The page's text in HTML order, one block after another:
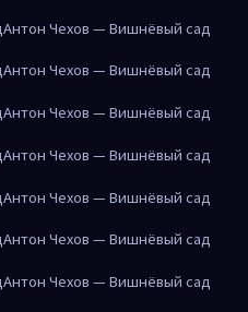
Антон Чехов — Вишнёвый сад
Антон Чехов — Вишнёвый сад
Антон Чехов — Вишнёвый сад
Антон Чехов — Вишнёвый сад
Антон Чехов — Вишнёвый сад
Антон Чехов — Вишнёвый сад
Антон Чехов — Вишнёвый сад